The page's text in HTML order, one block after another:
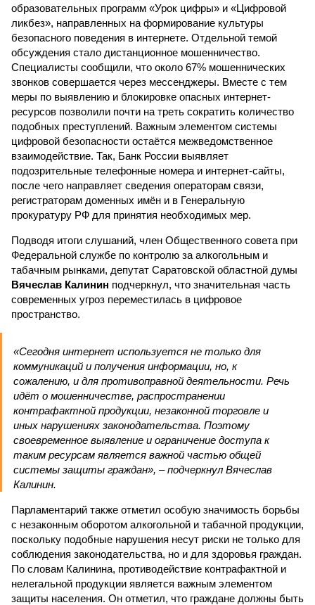
образовательных программ «Урок цифры» и «Цифровой
ликбез», направленных на формирование культуры
безопасного поведения в интернете. Отдельной темой
обсуждения стало дистанционное мошенничество.
Специалисты сообщили, что около 67% мошеннических
звонков совершается через мессенджеры. Вместе с тем
меры по выявлению и блокировке опасных интернет-
ресурсов позволили почти на треть сократить количество
подобных преступлений. Важным элементом системы
цифровой безопасности остаётся межведомственное
взаимодействие. Так, Банк России выявляет
подозрительные телефонные номера и интернет-сайты,
после чего направляет сведения операторам связи,
регистраторам доменных имён и в Генеральную
прокуратуру РФ для принятия необходимых мер.
Подводя итоги слушаний, член Общественного совета при
Федеральной службе по контролю за алкогольным и
табачным рынками, депутат Саратовской областной думы
Вячеслав Калинин подчеркнул, что значительная часть
современных угроз переместилась в цифровое
пространство.
«Сегодня интернет используется не только для
коммуникаций и получения информации, но, к
сожалению, и для противоправной деятельности. Речь
идёт о мошенничестве, распространении
контрафактной продукции, незаконной торговле и
иных нарушениях законодательства. Поэтому
своевременное выявление и ограничение доступа к
таким ресурсам является важной частью общей
системы защиты граждан», – подчеркнул Вячеслав
Калинин.
Парламентарий также отметил особую значимость борьбы
с незаконным оборотом алкогольной и табачной продукции,
поскольку подобные нарушения несут риски не только для
соблюдения законодательства, но и для здоровья граждан.
По словам Калинина, противодействие контрафактной и
нелегальной продукции является важным элементом
защиты населения. Он отметил, что граждане должны быть